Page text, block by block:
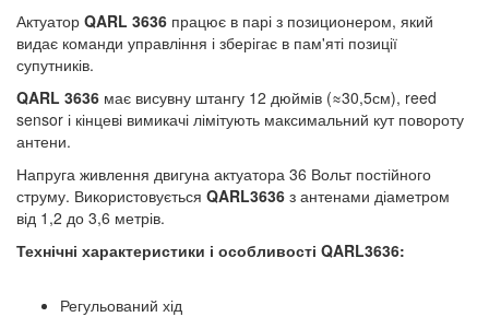
Актуатор QARL 3636 працює в парі з позиционером, який
видає команди управління і зберігає в пам'яті позиції
супутників.
QARL 3636 має висувну штангу 12 дюймів (≈30,5см), reed
sensor і кінцеві вимикачі лімітують максимальний кут повороту
антени.
Напруга живлення двигуна актуатора 36 Вольт постійного
струму. Використовується QARL3636 з антенами діаметром
від 1,2 до 3,6 метрів.
Технічні характеристики і особливості QARL3636:
Регульований хід